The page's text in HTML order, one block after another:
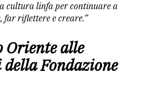
cultura linfa per continuare a
far riflettere e creare.”
Oriente alle
Fondazione